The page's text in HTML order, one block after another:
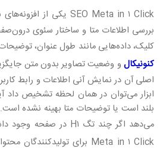
SEO Meta in ۱ Click یکی از
بررسی اطلاعات متا و ساختار سئوی
کلیک، داده‌هایی مانند طول عنوان،
کنونیکال و وضعیت تصاویر بدون متن
اصلی آن در نمایش آنی اطلاعات و رابط
ابزار می‌توان در همان لحظه تشخیص داد
بلند است یا توضیحات متا بهینه نشده است.
می‌دهد اگر چند تگ
در صفحه وجود
Meta in ۱ Click برای تولیدکنندگان